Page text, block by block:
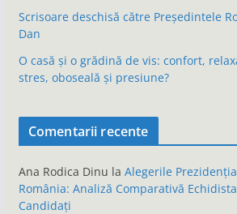
Scrisoare deschisă către Președintele
Dan
O casă și o grădină de vis: confort,
stres, oboseală și presiune?
Comentarii recente
Ana Rodica Dinu la Alegerile
România: Analiză Comparativă
Candidați